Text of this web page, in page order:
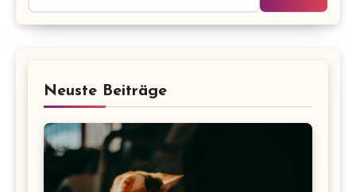
Neuste Beiträge